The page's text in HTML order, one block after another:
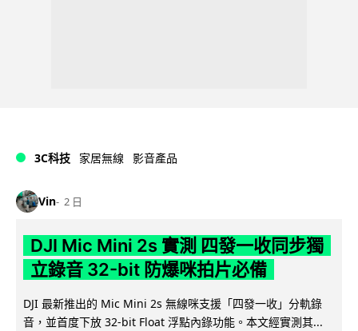
3C科技 家居無線 影音產品
Vin 2 日
DJI Mic Mini 2s 實測 四發一收同步獨
立錄音 32-bit 防爆咪拍片必備
DJI 最新推出的 Mic Mini 2s 無線咪支援「四發一收」分軌錄
音，並首度下放 32-bit Float 浮點內錄功能。本文經實測其...